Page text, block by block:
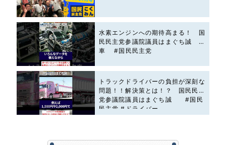
水素エンジンへの期待高まる！ 国
民民主党参議院議員はまぐち誠 #
車 #国民民主党
トラックドライバーの負担が深刻な
問題！！解決策とは！？ 国民民主
党参議院議員はまぐち誠 #国民
民主党 #ドライバー